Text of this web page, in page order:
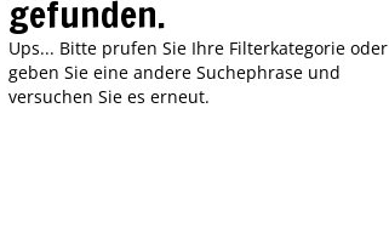
gefunden.
Ups... Bitte prufen Sie Ihre Filterkategorie oder
geben Sie eine andere Suchephrase und
versuchen Sie es erneut.